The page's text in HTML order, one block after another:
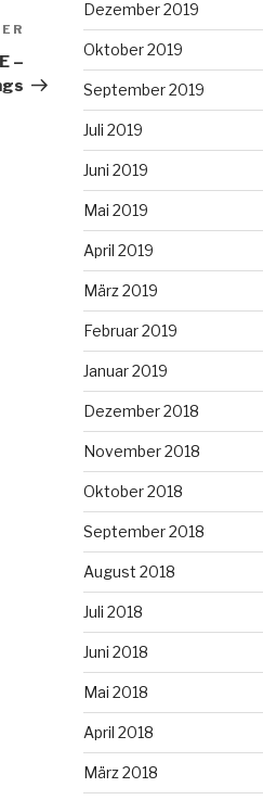
Nächster
–
Dezember 2019
Oktober 2019
September 2019
Juli 2019
Juni 2019
Mai 2019
April 2019
März 2019
Februar 2019
Januar 2019
Dezember 2018
November 2018
Oktober 2018
September 2018
August 2018
Juli 2018
Juni 2018
Mai 2018
April 2018
März 2018